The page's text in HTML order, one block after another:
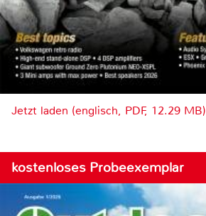
Jetzt laden (englisch, PDF, 12.29 MB)
kostenloses Probeexemplar